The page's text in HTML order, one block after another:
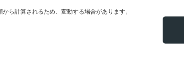
ら計算されるため、変動する場合があります。